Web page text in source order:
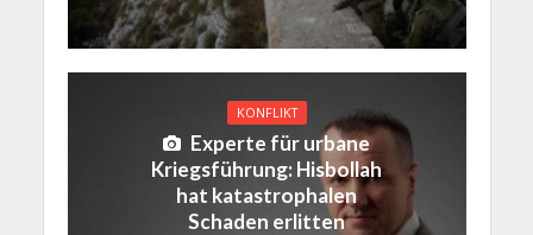
KONFLIKT
Experte für urbane
Kriegsführung: Hisbollah
hat katastrophalen
Schaden erlitten